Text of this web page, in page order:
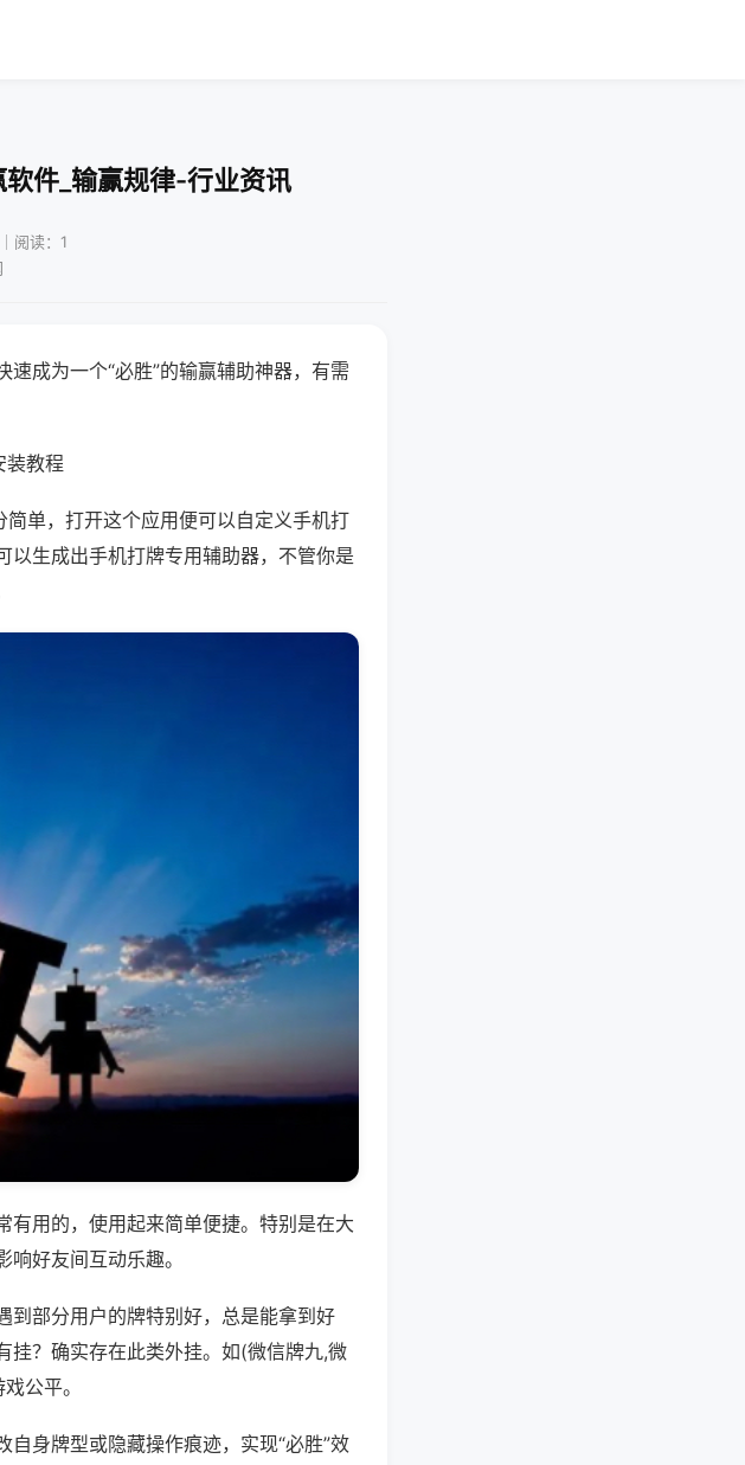
件_输赢规律-行业资讯
阅读：1
成为一个“必胜”的输赢辅助神器，有需
教程
单，打开这个应用便可以自定义手机打
以生成出手机打牌专用辅助器，不管你是
有用的，使用起来简单便捷。特别是在大
好友间互动乐趣。
到部分用户的牌特别好，总是能拿到好
挂？确实存在此类外挂。如(微信牌九,微
公平。
身牌型或隐藏操作痕迹，实现“必胜”效